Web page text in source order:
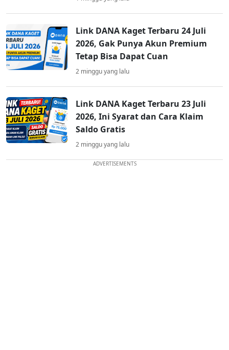
Link DANA Kaget Terbaru 24 Juli
2026, Gak Punya Akun Premium
Tetap Bisa Dapat Cuan
2 minggu yang lalu
Link DANA Kaget Terbaru 23 Juli
2026, Ini Syarat dan Cara Klaim
Saldo Gratis
2 minggu yang lalu
ADVERTISEMENTS